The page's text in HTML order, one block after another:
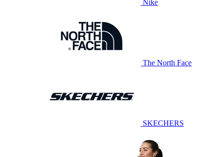
Nike
The North Face
SKECHERS